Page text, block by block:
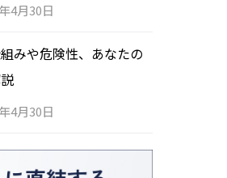
4月30日
みや危険性、あなたの
4月30日